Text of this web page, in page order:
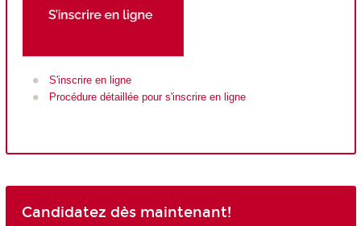
S'inscrire en ligne
Procédure détaillée pour s'inscrire en ligne
Candidatez dès maintenant!